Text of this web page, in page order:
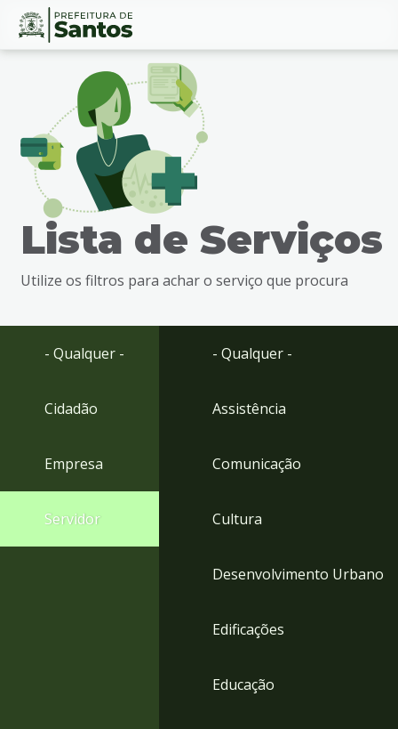
Ir
busca
Ir
Conteúdo
Lista de Serviços
Utilize os filtros para achar o serviço que procura
- Qualquer -
Cidadão
Empresa
Servidor
- Qualquer -
Assistência
Comunicação
Cultura
Desenvolvimento Urbano
Edificações
Educação